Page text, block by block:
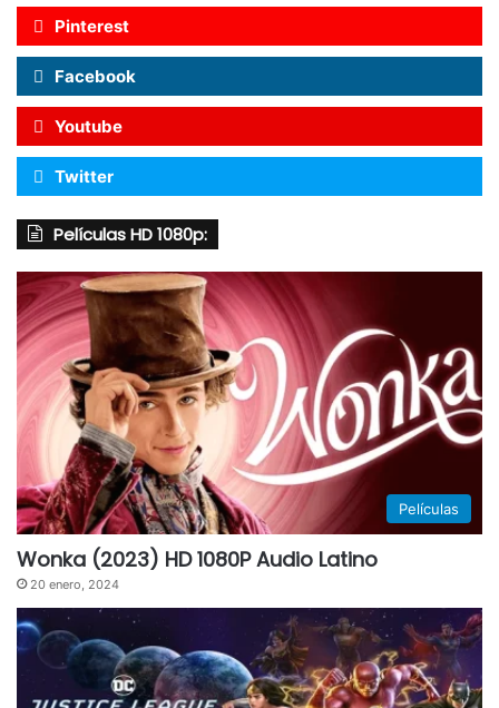
Pinterest
Facebook
Youtube
Twitter
Películas HD 1080p:
Películas
Wonka (2023) HD 1080P Audio Latino
20 enero, 2024